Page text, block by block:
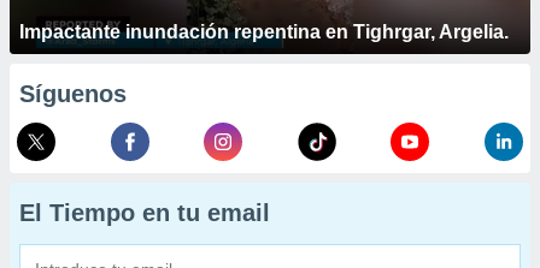
Impactante inundación repentina en Tighrgar, Argelia.
Síguenos
El Tiempo en tu email